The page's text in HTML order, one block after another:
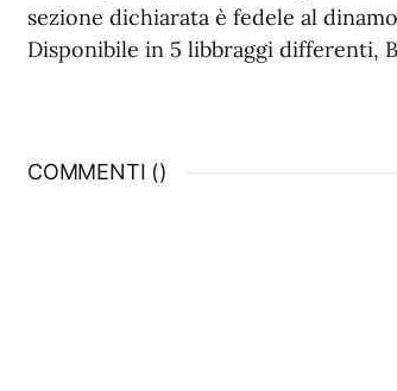
sezione dichiarata è fedele al
Disponibile in 5 libbraggi differenti,
COMMENTI ()